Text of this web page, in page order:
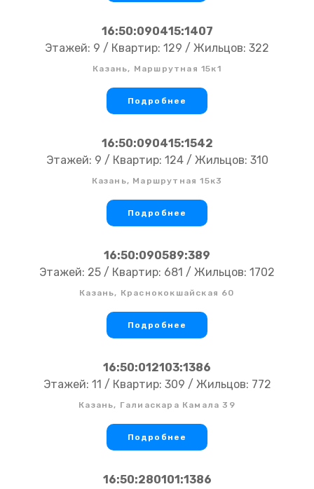
16:50:090415:1407
Этажей: 9 / Квартир: 129 / Жильцов: 322
Казань, Маршрутная 15к1
Подробнее
16:50:090415:1542
Этажей: 9 / Квартир: 124 / Жильцов: 310
Казань, Маршрутная 15к3
Подробнее
16:50:090589:389
Этажей: 25 / Квартир: 681 / Жильцов: 1702
Казань, Краснококшайская 60
Подробнее
16:50:012103:1386
Этажей: 11 / Квартир: 309 / Жильцов: 772
Казань, Галиаскара Камала 39
Подробнее
16:50:280101:1386